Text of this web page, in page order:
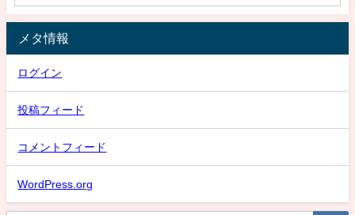
メタ情報
ログイン
投稿フィード
コメントフィード
WordPress.org